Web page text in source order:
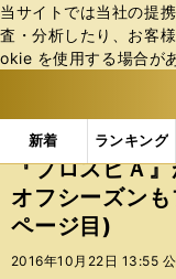
当サイトでは当社の提
査・分析したり、お客
okie を使⽤する場合が
新着 ランキング
b
ス
ポ
ル
テ
ー
インフォメー
『プロスピＡ
オフシーズン
ページ目)
2016年10月22日 13:55